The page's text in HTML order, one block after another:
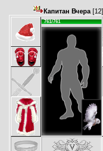
Капитан Вчера[12]
761/761